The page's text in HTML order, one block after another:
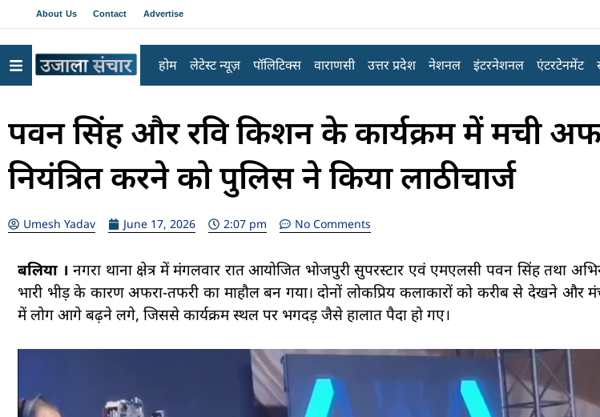
About Us Contact Advertise
होम लेटेस्ट न्यूज़ पॉलिटिक्स वाराणसी उत्तर प्रदेश नेशनल इंटरनेशनल एंटरटेनमेंट
पवन सिंह और रवि किशन के कार्यक्रम में मची
नियंत्रित करने को पुलिस ने किया लाठीचार्ज
Umesh Yadav June 17, 2026 2:07 pm No Comments
बलिया ।नगरा थाना क्षेत्र में मंगलवार रात आयोजित भोजपुरी सुपरस्टार एवं एमएलसी पवन सिंह तथा
भारी भीड़ के कारण अफरा-तफरी का माहौल बन गया। दोनों लोकप्रिय कलाकारों को करीब से देखने
में लोग आगे बढ़ने लगे, जिससे कार्यक्रम स्थल पर भगदड़ जैसे हालात पैदा हो गए।